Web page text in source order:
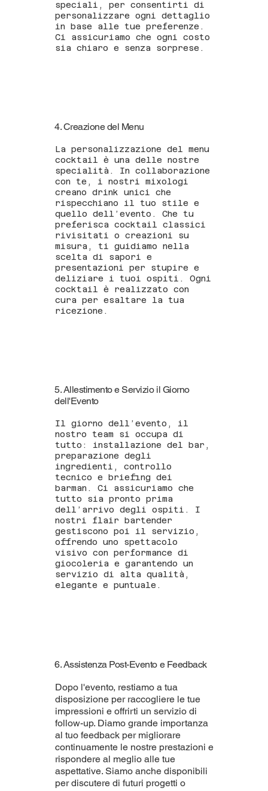
speciali, per consentirti di
personalizzare ogni dettaglio
in base alle tue preferenze.
Ci assicuriamo che ogni costo
sia chiaro e senza sorprese.
4. Creazione del Menu
La personalizzazione del menu
cocktail è una delle nostre
specialità. In collaborazione
con te, i nostri mixologi
creano drink unici che
rispecchiano il tuo stile e
quello dell’evento. Che tu
preferisca cocktail classici
rivisitati o creazioni su
misura, ti guidiamo nella
scelta di sapori e
presentazioni per stupire e
deliziare i tuoi ospiti. Ogni
cocktail è realizzato con
cura per esaltare la tua
ricezione.
5. Allestimento e Servizio il Giorno
dell'Evento
Il giorno dell’evento, il
nostro team si occupa di
tutto: installazione del bar,
preparazione degli
ingredienti, controllo
tecnico e briefing dei
barman. Ci assicuriamo che
tutto sia pronto prima
dell’arrivo degli ospiti. I
nostri flair bartender
gestiscono poi il servizio,
offrendo uno spettacolo
visivo con performance di
giocoleria e garantendo un
servizio di alta qualità,
elegante e puntuale.
6. Assistenza Post-Evento e Feedback
Dopo l'evento, restiamo a tua
disposizione per raccogliere le tue
impressioni e offrirti un servizio di
follow-up. Diamo grande importanza
al tuo feedback per migliorare
continuamente le nostre prestazioni e
rispondere al meglio alle tue
aspettative. Siamo anche disponibili
per discutere di futuri progetti o